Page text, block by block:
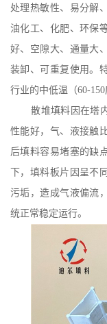
处理热敏性、易分解
油化工、化肥、环保
好、空隙大、通量大
装卸、可重复使用。
行业的中低温（60-
散堆填料因在塔
性能好，气、液接触
后填料容易堵塞的缺
下，填料板片因呈不
污垢，造成气液偏流
统正常稳定运行。